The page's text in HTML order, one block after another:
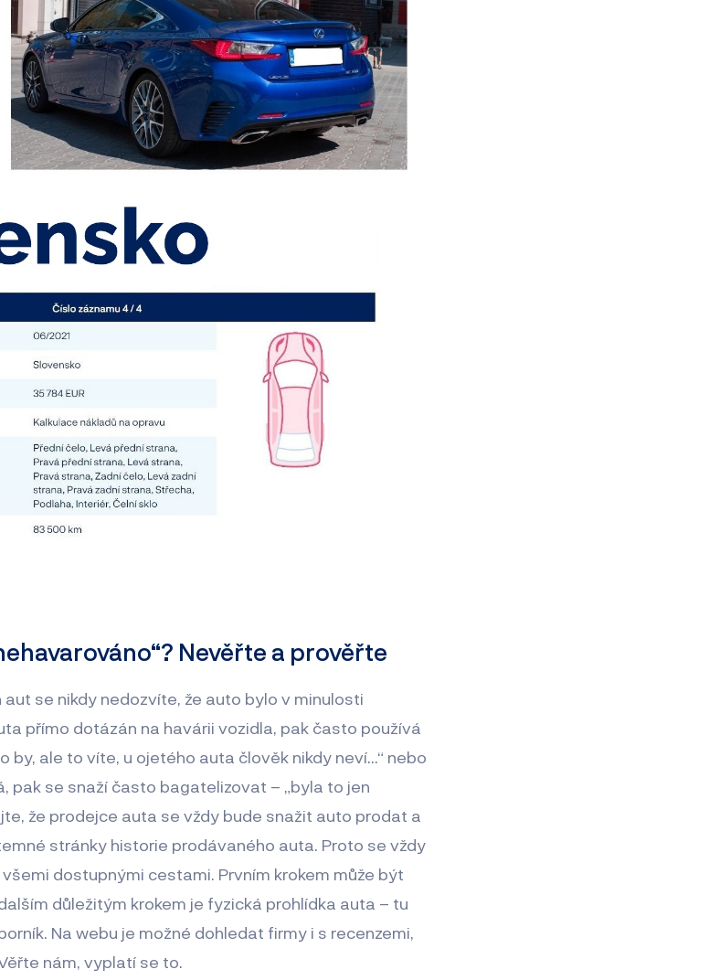
Nevěřte a prověřte
se nikdy nedozvíte, že auto bylo v minulosti
přímo dotázán na havárii vozidla, pak často používá
by, ale to víte, u ojetého auta člověk nikdy neví…“ nebo
pak se snaží často bagatelizovat – „byla to jen
že prodejce auta se vždy bude snažit auto prodat a
stránky historie prodávaného auta. Proto se vždy
dostupnými cestami. Prvním krokem může být
důležitým krokem je fyzická prohlídka auta – tu
Na webu je možné dohledat firmy i s recenzemi,
nám, vyplatí se to.